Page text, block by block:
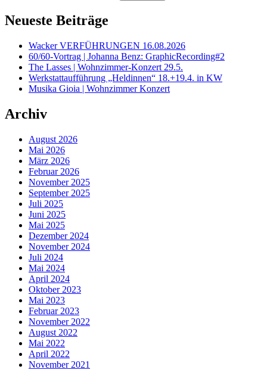
Neueste Beiträge
Wacker VERFÜHRUNGEN 16.08.2026
60/60-Vortrag | Johanna Benz: GraphicRecording#2
The Lasses | Wohnzimmer-Konzert 29.5.
Werkstattaufführung „Heldinnen“ 18.+19.4. in KW
Musika Gioia | Wohnzimmer Konzert
Archiv
August 2026
Mai 2026
März 2026
Februar 2026
November 2025
September 2025
Juli 2025
Juni 2025
Mai 2025
Dezember 2024
November 2024
Juli 2024
Mai 2024
April 2024
Oktober 2023
Mai 2023
Februar 2023
November 2022
August 2022
Mai 2022
April 2022
November 2021